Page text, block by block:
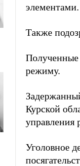
элементами.
Также
Полученные
режиму.
Курской
управления
Уголовное